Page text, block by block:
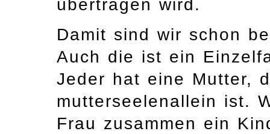
übertragen wird.
Damit sind wir schon
Auch die ist ein
Jeder hat eine Mutter,
mutterseelenallein ist.
Frau zusammen ein